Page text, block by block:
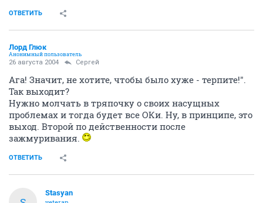
ОТВЕТИТЬ
Лорд Глюк
Анонимный пользователь
26 августа 2004 Сергей
Ага! Значит, не хотите, чтобы было хуже - терпите!".
Так выходит?
Нужно молчать в тряпочку о своих насущных
проблемах и тогда будет все ОКи. Ну, в принципе, это
выход. Второй по действенности после
зажмуривания.
ОТВЕТИТЬ
Stasyan